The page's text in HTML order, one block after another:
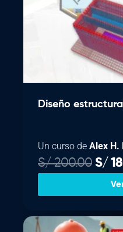
Diseño
Un curso de Alex H.
S/200.00 E
l
e
S/